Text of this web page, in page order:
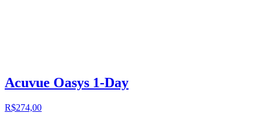
Acuvue Oasys 1-Day
R$274,00